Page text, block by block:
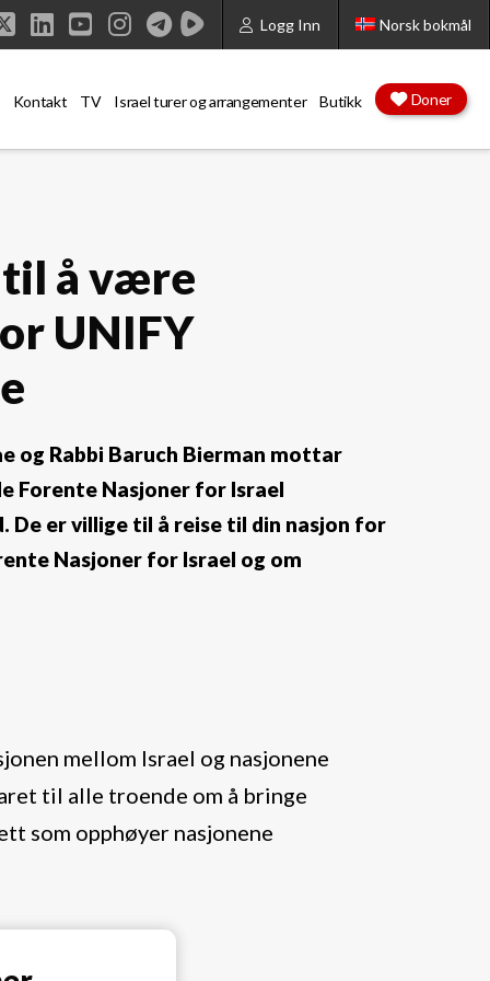
Logg Inn Norsk bokmål
X LinkedIn
YouTube
Instagram
Kontakt TV Israel turer og arrangementer Butikk Doner
å være
UNIFY
og Rabbi Baruch Bierman mottar
Forente Nasjoner for Israel
De er villige til å reise til din nasjon for
Nasjoner for Israel og om
mellom Israel og nasjonene
til alle troende om å bringe
som opphøyer nasjonene